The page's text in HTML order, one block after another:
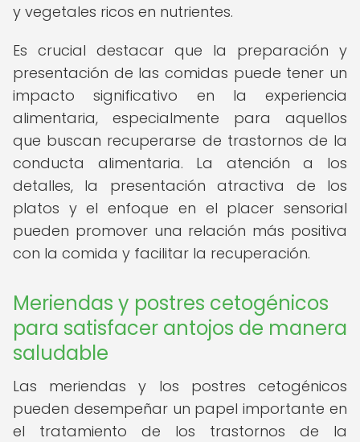
y vegetales ricos en nutrientes.
Es crucial destacar que la preparación y
presentación de las comidas puede tener un
impacto significativo en la experiencia
alimentaria, especialmente para aquellos
que buscan recuperarse de trastornos de la
conducta alimentaria. La atención a los
detalles, la presentación atractiva de los
platos y el enfoque en el placer sensorial
pueden promover una relación más positiva
con la comida y facilitar la recuperación.
Meriendas y postres cetogénicos
para satisfacer antojos de manera
saludable
Las meriendas y los postres cetogénicos
pueden desempeñar un papel importante en
el tratamiento de los trastornos de la